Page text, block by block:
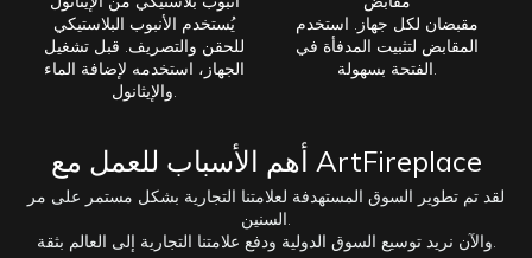
يُستخدم الأنبوب البلاستيكي
للحقن والتصريف. قبل تشغيل
الجهاز، استخدمه لإضافة الماء
والإيثانول.
مقبضان لكل جهاز. استخدم
المقابض لتثبيت المدفأة في
الفتحة بسهولة.
أهم الأسباب للعمل مع ArtFireplace
لقد تم تطوير السوق المستهدفة لعلامتنا التجارية بشكل مستمر على مر
السنين.
والآن نريد توسيع السوق الدولية ودفع علامتنا التجارية إلى العالم بثقة.